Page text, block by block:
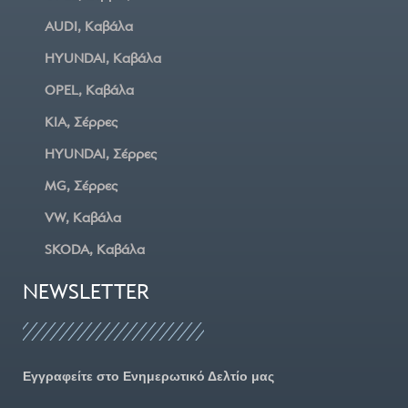
NEWSLETTER
Εγγραφείτε στο Ενημερωτικό Δελτίο μας
AUDI, Καβάλα
HYUNDAI, Καβάλα
OPEL, Καβάλα
KIA, Σέρρες
HYUNDAI, Σέρρες
MG, Σέρρες
VW, Καβάλα
SKODA, Καβάλα